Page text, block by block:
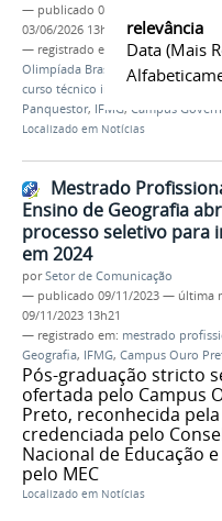
relevância
Data (mais
— publicado 03/06/2026
03/06/2026 13h59
— registrado em:
Medalhistas,
Olimpíada Brasileira de Geografia
curso técnico integrado
Panquestor, IFMG, Campus
Localizado em Notícias
Mestrado
Ensino de Geografia
processo seletivo para
em 2024
porSetor de Comunicação
— publicado 09/11/2023 — última
09/11/2023 13h21
— registrado em: mestrado
Geografia, IFMG, Campus Ouro
Pós-graduação stricto
ofertada pelo Campus
Preto, reconhecida pela
credenciada pelo
Nacional de Educação
pelo MEC
Localizado em Notícias